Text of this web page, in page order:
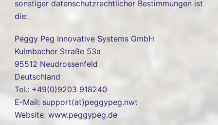
sonstiger datenschutzrechtlicher Bestimmungen ist
die:
Peggy Peg Innovative Systems GmbH
Kulmbacher Straße 53a
95512 Neudrossenfeld
Deutschland
Tel.: +49(0)9203 918240
E-Mail: support(at)peggypeg.nwt
Website: www.peggypeg.de